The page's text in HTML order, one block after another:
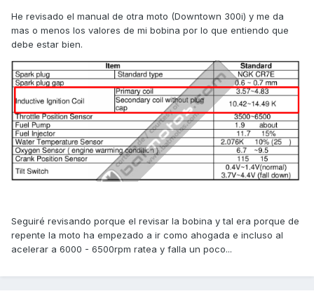
Debería medir la tensión de la batería.
Si no se mide la tensión inicial compruebe el
circuito de alimentación de corriente.
Quizás en otro manual explique los valores de resistencia
de la bobina de alta, deberían ser genéricos.
Un saludo
He revisado el manual de otra moto (Downtown 300i) y me da
mas o menos los valores de mi bobina por lo que entiendo que
debe estar bien.
Seguiré revisando porque el revisar la bobina y tal era porque de
repente la moto ha empezado a ir como ahogada e incluso al
acelerar a 6000 - 6500rpm ratea y falla un poco...